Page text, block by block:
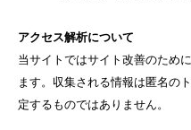
アクセス解析について
当サイトではサイト改善のため
ます。収集される情報は匿名の
定するものではありません。